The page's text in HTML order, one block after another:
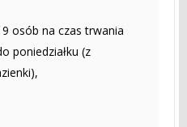
osób na czas trwania
poniedziałku (z